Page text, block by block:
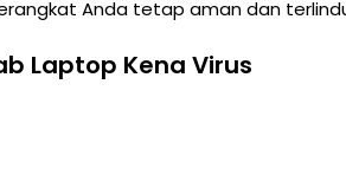
Anda tetap aman dan
Laptop Kena Virus